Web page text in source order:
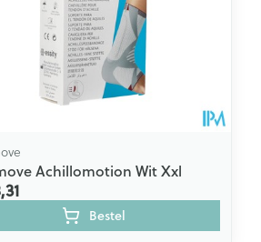
Achillomotion Wit Xxl
Bestel